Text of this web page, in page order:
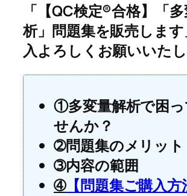
「【QC検定®合格】「
析」問題集を販売しま
入よろしくお願いいたし
①多変量解析で困っ
せんか？
➁問題集のメリット
➂内容の範囲
➃【問題集ご購入方